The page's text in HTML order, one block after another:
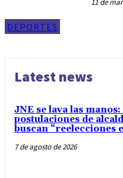
DEPORTES
Latest news
JNE se lava las
postulaciones de
buscan “reelecciones
7 de agosto de 2026